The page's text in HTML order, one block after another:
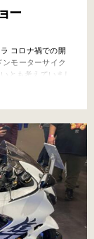
ー
コロナ禍での開
モーターサイク
とも考えていまし
。 イギリスは感染